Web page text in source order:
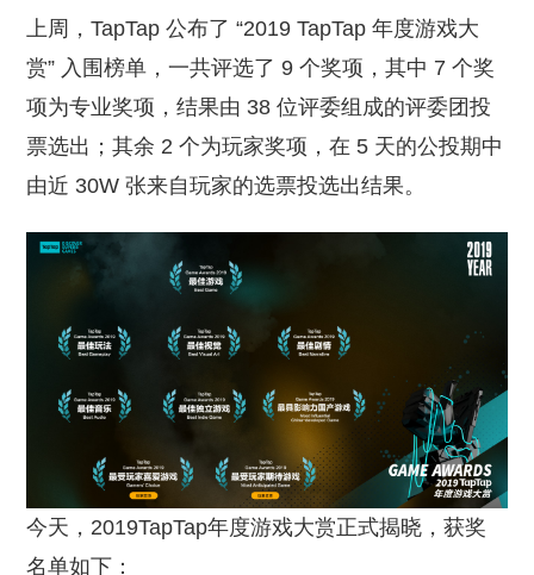
上周，TapTap 公布了 “2019 TapTap 年度游戏大
赏” 入围榜单，一共评选了 9 个奖项，其中 7 个奖
项为专业奖项，结果由 38 位评委组成的评委团投
票选出；其余 2 个为玩家奖项，在 5 天的公投期中
由近 30W 张来自玩家的选票投选出结果。
今天，2019TapTap年度游戏大赏正式揭晓，获奖
名单如下：